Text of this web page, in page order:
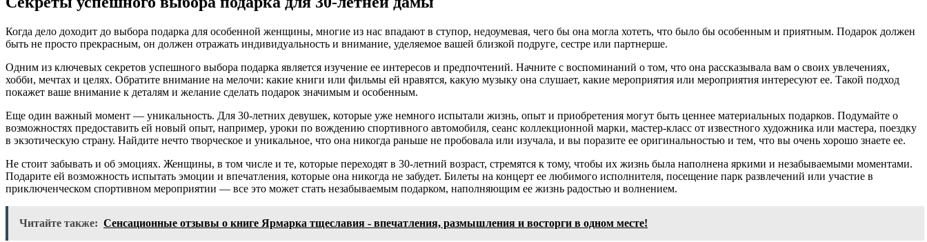
Когда дело доходит до выбора подарка для особенной женщины, многие из нас впадают в ступор, недоумевая, чего бы она могла хотеть, что было бы особенным и приятным. Подарок должен
быть не просто прекрасным, он должен отражать индивидуальность и внимание, уделяемое вашей близкой подруге, сестре или партнерше.
Одним из ключевых секретов успешного выбора подарка является изучение ее интересов и предпочтений. Начните с воспоминаний о том, что она рассказывала вам о своих увлечениях,
хобби, мечтах и целях. Обратите внимание на мелочи: какие книги или фильмы ей нравятся, какую музыку она слушает, какие мероприятия или мероприятия интересуют ее. Такой подход
покажет ваше внимание к деталям и желание сделать подарок значимым и особенным.
Еще один важный момент — уникальность. Для 30-летних девушек, которые уже немного испытали жизнь, опыт и приобретения могут быть ценнее материальных подарков. Подумайте о
возможностях предоставить ей новый опыт, например, уроки по вождению спортивного автомобиля, сеанс коллекционной марки, мастер-класс от известного художника или мастера, поездку
в экзотическую страну. Найдите нечто творческое и уникальное, что она никогда раньше не пробовала или изучала, и вы поразите ее оригинальностью и тем, что вы очень хорошо знаете ее.
Не стоит забывать и об эмоциях. Женщины, в том числе и те, которые переходят в 30-летний возраст, стремятся к тому, чтобы их жизнь была наполнена яркими и незабываемыми моментами.
Подарите ей возможность испытать эмоции и впечатления, которые она никогда не забудет. Билеты на концерт ее любимого исполнителя, посещение парк развлечений или участие в
приключенческом спортивном мероприятии — все это может стать незабываемым подарком, наполняющим ее жизнь радостью и волнением.
Читайте также: Сенсационные отзывы о книге Ярмарка тщеславия - впечатления, размышления и восторги в одном месте!